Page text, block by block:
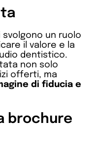
svolgono un ruolo
il valore e la
dentistico.
non solo
offerti, ma
di fiducia e
brochure